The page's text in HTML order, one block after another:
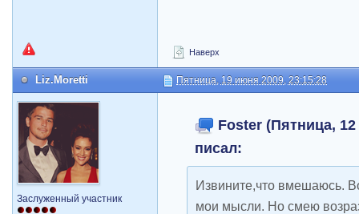
Наверх
Liz.Moretti Пятница, 19 июня 2009, 23:15:28
Заслуженный участник
Foster (Пятница,
писал:
Извините,что вмешаюсь.
мои мысли. Но смею